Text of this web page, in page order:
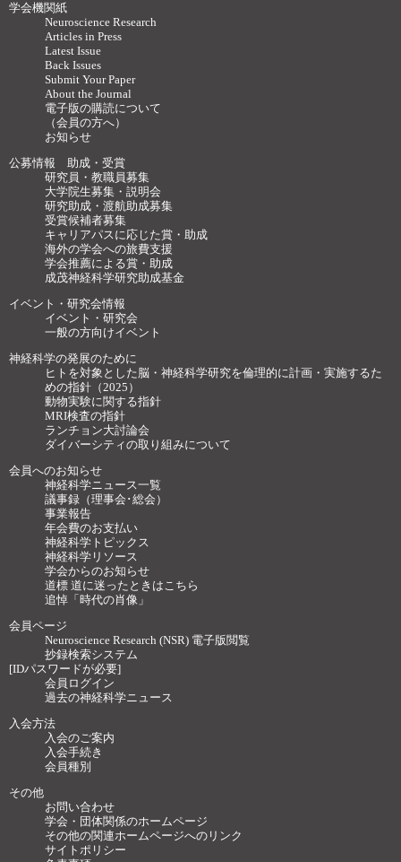
学会機関紙
Neuroscience Research
Articles in Press
Latest Issue
Back Issues
Submit Your Paper
About the Journal
電子版の購読について
（会員の方へ）
お知らせ
公募情報 助成・受賞
研究員・教職員募集
大学院生募集・説明会
研究助成・渡航助成募集
受賞候補者募集
キャリアパスに応じた賞・助成
海外の学会への旅費支援
学会推薦による賞・助成
成茂神経科学研究助成基金
イベント・研究会情報
イベント・研究会
一般の方向けイベント
神経科学の発展のために
ヒトを対象とした脳・神経科学研究を倫理的に計画・実施するた
めの指針（2025）
動物実験に関する指針
MRI検査の指針
ランチョン大討論会
ダイバーシティの取り組みについて
会員へのお知らせ
神経科学ニュース一覧
議事録（理事会･総会）
事業報告
年会費のお支払い
神経科学トピックス
神経科学リソース
学会からのお知らせ
道標 道に迷ったときはこちら
追悼「時代の肖像」
会員ページ
Neuroscience Research (NSR) 電子版閲覧
抄録検索システム
[IDパスワードが必要]
会員ログイン
過去の神経科学ニュース
入会方法
入会のご案内
入会手続き
会員種別
その他
お問い合わせ
学会・団体関係のホームページ
その他の関連ホームページへのリンク
サイトポリシー